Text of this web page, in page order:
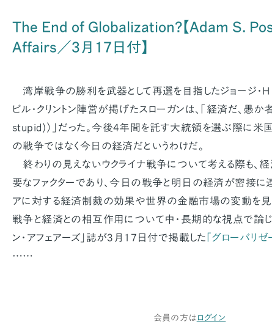
The End of Globalization?【Adam S.
Affairs／3月17日付】
湾岸戦争の勝利を武器として再選を目指したジョージ・H
ビル・クリントン陣営が掲げたスローガンは、「経済だ、愚
stupid)）」だった。今後4年間を託す大統領を選ぶ際に米
の戦争ではなく今日の経済だというわけだ。
終わりの見えないウクライナ戦争について考える際も、
要なファクターであり、今日の戦争と明日の経済が密接に
アに対する経済制裁の効果や世界の金融市場の変動を見
戦争と経済との相互作用について中・長期的な視点で論じ
ン・アフェアーズ」誌が3月17日付で掲載した
「グローバリゼ
……
会員の方は ログイン